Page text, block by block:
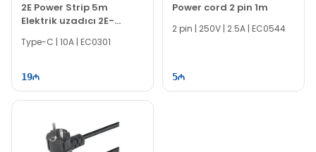
2E Power Strip 5m
Elektrik uzadıcı 2E-
U0510M1.5BK
Type-C | 10A | EC0301
19
Power cord 2 pin 1m
2 pin | 250V | 2.5A | EC0544
5